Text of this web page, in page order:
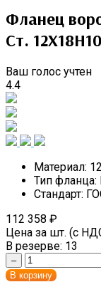
Фланец
Cт.
Ваш голос учтен
4.4
Материал:
Тип фланца:
Стандарт:
112 358 ₽
Цена за шт. (с
В резерве: 13
–
В корзину